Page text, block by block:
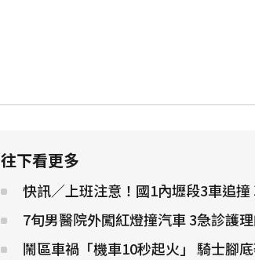
往下看更多
快訊／上班注意！國1內壢段3車追
7旬男醫院外闖紅燈撞汽車 3急診護
鬧區車禍「機車10秒起火」 騎士腳